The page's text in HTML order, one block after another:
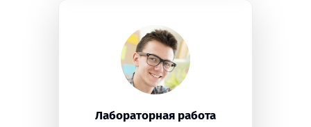
Лабораторная работа